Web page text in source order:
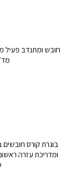
חובש ומתנדב פעיל
בוגרת קורס
ומדריכת עזרה